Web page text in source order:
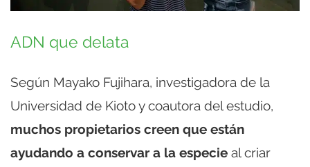
ADN que delata
Según Mayako Fujihara, investigadora de la
Universidad de Kioto y coautora del estudio,
muchos propietarios creen que están
ayudando a conservar a la especie al criar